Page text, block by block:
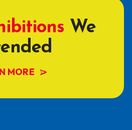
We
MORE